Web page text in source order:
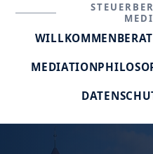
WILLKOMMEN
MEDIATION